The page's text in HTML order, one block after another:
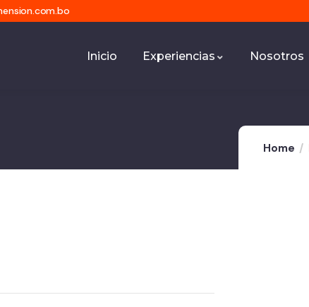
Inicio Experiencias Nosotros
Home